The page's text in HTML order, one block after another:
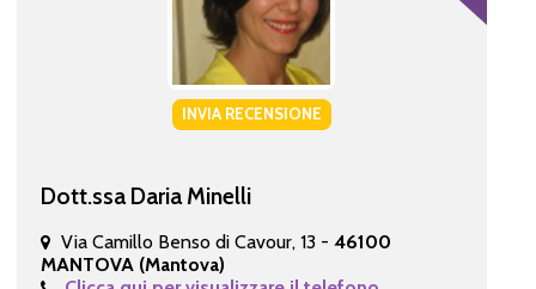
INVIA RECENSIONE
Dott.ssa Daria Minelli
Via Camillo Benso di Cavour, 13 - 46100
MANTOVA (Mantova)